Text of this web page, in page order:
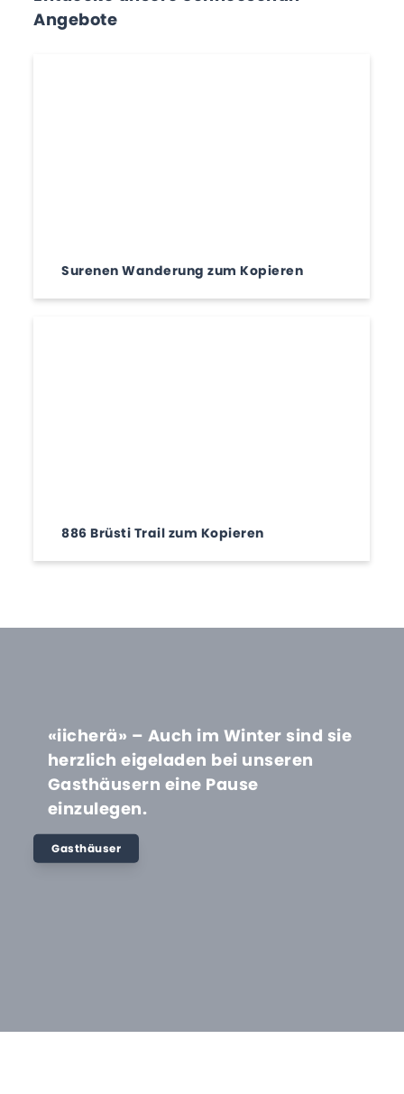
Angebote
Surenen Wanderung zum Kopieren
886 Brüsti Trail zum Kopieren
«iicherä» – Auch im Winter sind sie
herzlich eigeladen bei unseren
Gasthäusern eine Pause
einzulegen.
Gasthäuser